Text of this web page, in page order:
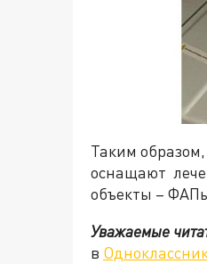
Таким
оснащают
объекты –
Уважаемые
в